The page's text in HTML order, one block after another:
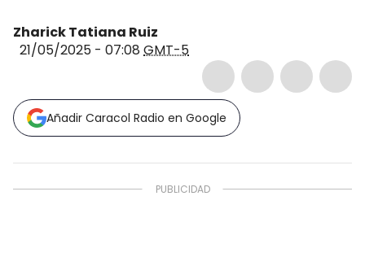
Zharick Tatiana Ruiz
21/05/2025 - 07:08 GMT-5
Añadir Caracol Radio en Google